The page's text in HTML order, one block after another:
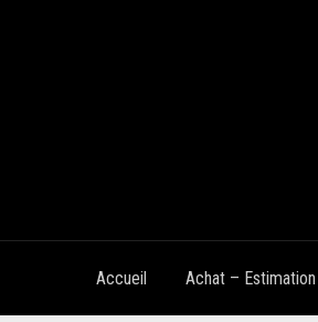
Accueil Achat – Estimation